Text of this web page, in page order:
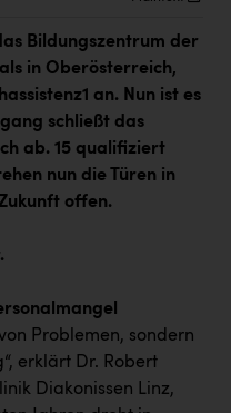
Bildungszentrum der
in Oberösterreich,
an. Nun ist es
schließt das
ab. 15 qualifiziert
nun die Türen in
offen.
Problemen, sondern
erklärt Dr. Robert
Diakonissen Linz,